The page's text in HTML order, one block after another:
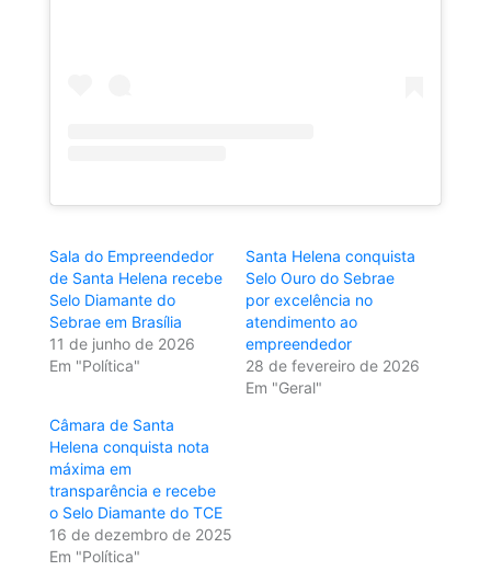
Sala do Empreendedor
de Santa Helena recebe
Selo Diamante do
Sebrae em Brasília
11 de junho de 2026
Em "Política"
Santa Helena conquista
Selo Ouro do Sebrae
por excelência no
atendimento ao
empreendedor
28 de fevereiro de 2026
Em "Geral"
Câmara de Santa
Helena conquista nota
máxima em
transparência e recebe
o Selo Diamante do TCE
16 de dezembro de 2025
Em "Política"